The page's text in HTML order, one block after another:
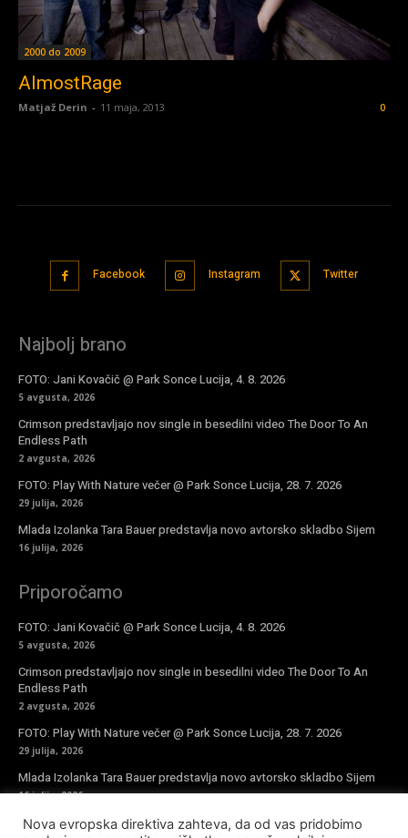
2000 do 2009
AlmostRage
Matjaž Derin - 11 maja, 2013 0
Facebook Instagram Twitter
Najbolj brano
FOTO: Jani Kovačič @ Park Sonce Lucija, 4. 8. 2026
5 avgusta, 2026
Crimson predstavljajo nov single in besedilni video The Door To An
Endless Path
2 avgusta, 2026
FOTO: Play With Nature večer @ Park Sonce Lucija, 28. 7. 2026
29 julija, 2026
Mlada Izolanka Tara Bauer predstavlja novo avtorsko skladbo Sijem
16 julija, 2026
Priporočamo
FOTO: Jani Kovačič @ Park Sonce Lucija, 4. 8. 2026
5 avgusta, 2026
Crimson predstavljajo nov single in besedilni video The Door To An
Endless Path
2 avgusta, 2026
FOTO: Play With Nature večer @ Park Sonce Lucija, 28. 7. 2026
29 julija, 2026
Mlada Izolanka Tara Bauer predstavlja novo avtorsko skladbo Sijem
16 julija, 2026
Nova evropska direktiva zahteva, da od vas pridobimo